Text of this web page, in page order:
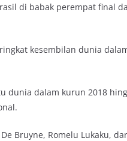
di babak perempat final
kesembilan dunia
dunia dalam kurun 2018
Bruyne, Romelu Lukaku,